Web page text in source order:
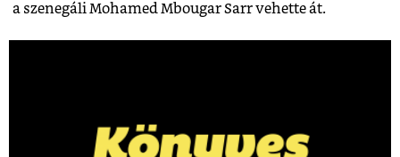
a szenegáli Mohamed Mbougar Sarr vehette át.